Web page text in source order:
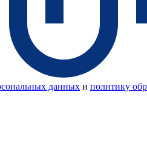
данных и политику